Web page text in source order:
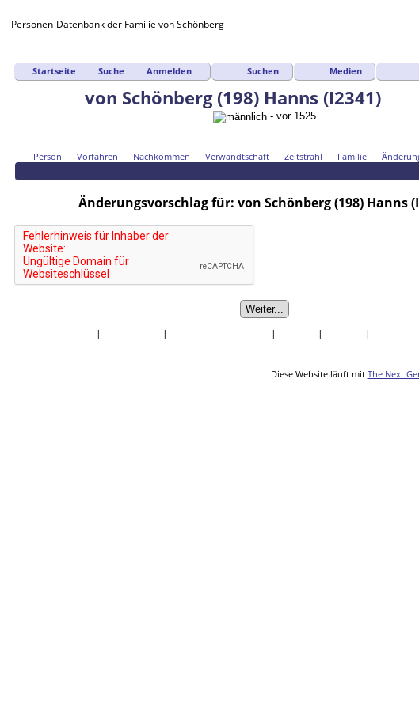
Personen-Datenbank der Familie von Schönberg
Startseite Suche Anmelden Suchen Medien
von Schönberg (198) Hanns (I2341)
- vor 1525
Person Vorfahren Nachkommen Verwandtschaft Zeitstrahl Familie
Änderungsvorschlag für: von Schönberg (198) Hanns
| | | | |
Diese Website läuft mit The Next